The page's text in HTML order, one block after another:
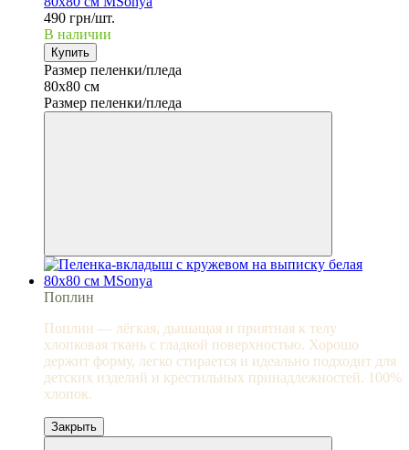
490 грн/шт.
В наличии
Купить
Размер пеленки/пледа
80х80 см
Размер пеленки/пледа
Поплин
Поплин — лёгкая, дышащая и приятная к телу
хлопковая ткань с гладкой поверхностью. Хорошо
держит форму, легко стирается и идеально подходит для
детских изделий и крестильных принадлежностей. 100%
хлопок.
Закрыть